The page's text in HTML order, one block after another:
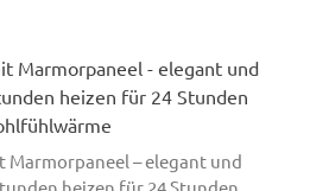
– elegant und